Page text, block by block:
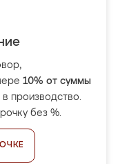
10% от суммы
производство.
без %.